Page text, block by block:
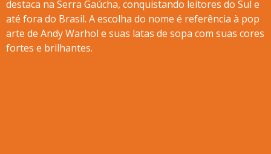
destaca na Serra Gaúcha, conquistando leitores do Sul e
até fora do Brasil. A escolha do nome é referência à pop
arte de Andy Warhol e suas latas de sopa com suas cores
fortes e brilhantes.